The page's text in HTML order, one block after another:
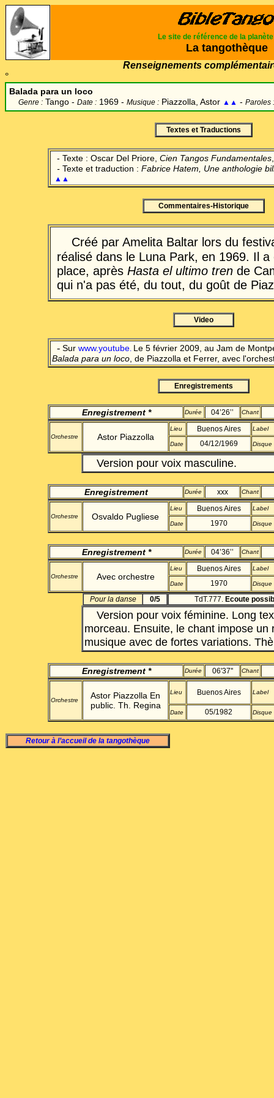
Le site de référence de la planète
La tangothèque
Renseignements
°
Balada para un loco
Genre : Tango - Date : 1969 - Musique : Piazzolla, Astor ▲▲ - Paroles :
Textes et Traductions
- Texte : Oscar Del Priore, Cien Tangos Fundamentales
- Texte et traduction : Fabrice Hatem , Une anthologie
▲▲
Commentaires-Historique
Créé par Amelita Baltar lors du
réalisé dans le Luna Park, en 1969. Il
place, après Hasta el ultimo tren de
qui n'a pas été, du tout, du goût de
Video
- Sur www.youtube. Le 5 février 2009, au Jam de
Balada para un loco , de Piazzolla et Ferrer, avec
Enregistrements
Enregistrement * Durée 04’26’’ Chant
Orchestre Astor Piazzolla
Lieu Buenos Aires Label
Date 04/12/1969 Disque
Version pour voix masculine.
Enregistrement Durée xxx Chant
Orchestre Osvaldo Pugliese
Lieu Buenos Aires Label
Date 1970 Disque
Enregistrement * Durée 04’36’’ Chant
Orchestre Avec orchestre
Lieu Buenos Aires Label
Date 1970 Disque
Pour la danse 0/5 TdT.777. Ecoute
Version pour voix féminine. Long
morceau. Ensuite, le chant impose un
musique avec de fortes variations.
Enregistrement * Durée 06'37'' Chant
Orchestre
Astor Piazzolla En
public. Th. Regina
Lieu Buenos Aires Label
Date 05/1982 Disque
Retour à l’accueil de la tangothèque